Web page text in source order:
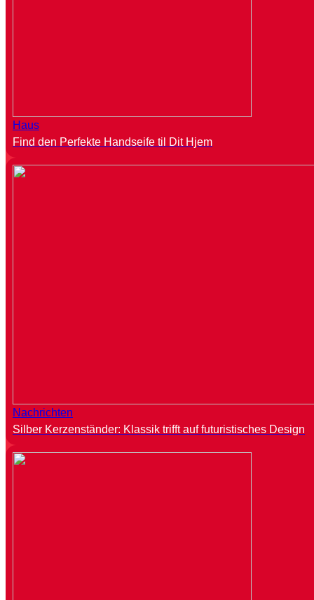
Haus
Find den Perfekte Handseife til Dit Hjem
Nachrichten
Silber Kerzenständer: Klassik trifft auf futuristisches Design